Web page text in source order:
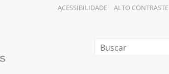
ACESSIBILIDADE ALTO CONTRASTE